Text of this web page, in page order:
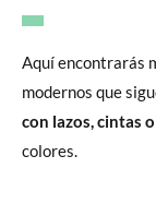
Aquí encontrarás
modernos que
con lazos, cintas
colores.